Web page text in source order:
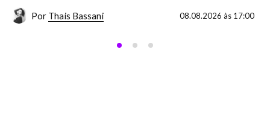
Por Thais Bassani 08.08.2026 às 17:00